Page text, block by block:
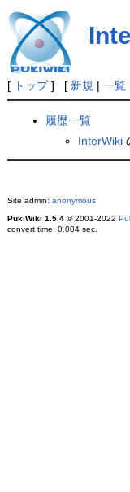
[ トップ] [ 新規 | 一覧
履歴一覧
InterWiki
Site admin: anonymous
PukiWiki 1.5.4© 2001-2022
convert time: 0.004 sec.